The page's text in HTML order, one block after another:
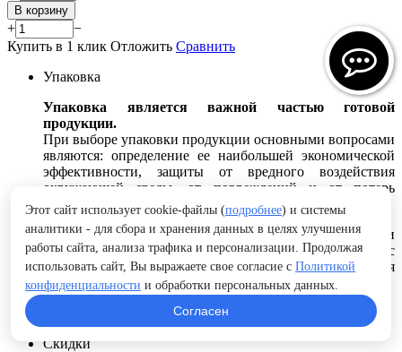
В корзину
+
−
Купить в 1 клик Отложить Сравнить
Упаковка
Упаковка является важной частью готовой
продукции.
При выборе упаковки продукции основными вопросами
являются: определение ее наибольшей экономической
эффективности, защиты от вредного воздействия
окружающей среды, от повреждений и от потерь
содержимого при транспортировке и хранении.
Вид упаковки выбирается в зависимости от изделия и
способа транспортировки или по согласованию с
заказчиком. Габаритные размеры упаковки выбираются
в зависимости от размеров изделия и вида упаковки.
Скидки
Этот сайт использует cookie-файлы (подробнее) и системы
аналитики - для сбора и хранения данных в целях улучшения
работы сайта, анализа трафика и персонализации. Продолжая
использовать сайт, Вы выражаете свое согласие с Политикой
конфиденциальности и обработки персональных данных.
Согласен